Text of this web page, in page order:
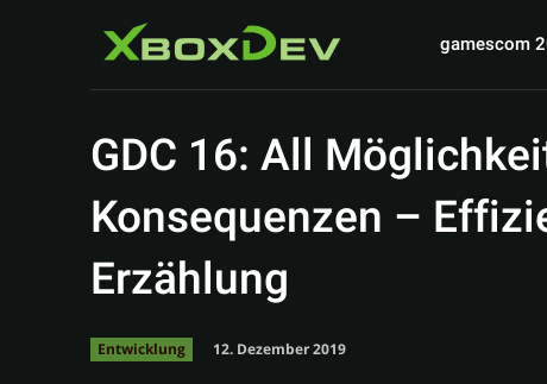
gamescom
GDC 16: All
Konsequenzen –
Erzählung
Entwicklung 12. Dezember 2019